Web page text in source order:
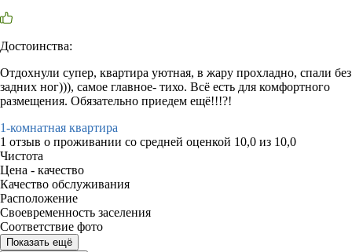
Достоинства:
Отдохнули супер, квартира уютная, в жару прохладно, спали без
задних ног))), самое главное- тихо. Всё есть для комфортного
размещения. Обязательно приедем ещё!!!?!
1-комнатная квартира
1 отзыв о проживании со средней оценкой 10,0 из 10,0
Чистота
Цена - качество
Качество обслуживания
Расположение
Своевременность заселения
Соответствие фото
Показать ещё